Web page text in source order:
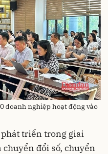
doanh nghiệp hoạt động vào
triển trong giai
đổi số, chuyển